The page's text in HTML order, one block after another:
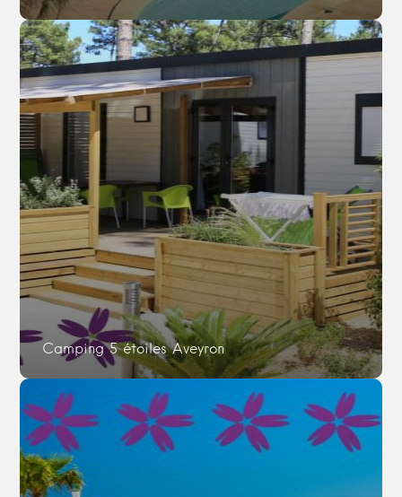
Camping 5 étoiles Aveyron